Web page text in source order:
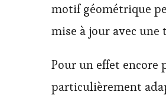
motif géométrique
mise à jour avec
Pour un effet encore
particulièrement